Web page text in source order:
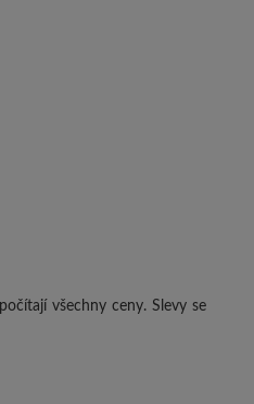
všechny ceny. Slevy se